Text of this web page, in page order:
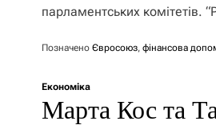
парламентських комітетів.
Позначено Євросоюз, фінансова
Економіка
Марта Кос та